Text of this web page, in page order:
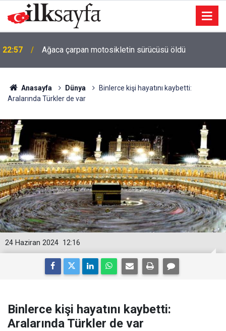
22:57 Ağaca çarpan motosikletin sürücüsü öldü
Anasayfa Dünya
Binlerce kişi hayatını kaybetti:
Aralarında Türkler de var
12:16
24 Haziran 2024
Binlerce kişi hayatını kaybetti:
Aralarında Türkler de var